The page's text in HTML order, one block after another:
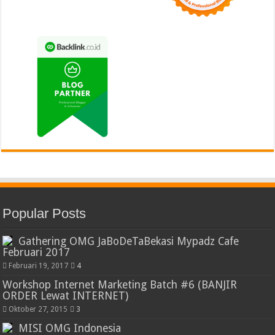
Popular Posts
Gathering OMG JaBoDeTaBekasi Mypadz Cafe
Februari 2017
Februari 19, 2017 4
Workshop Internet Marketing Batch #6 (BANJIR
ORDER Lewat INTERNET)
Oktober 27, 2015 3
MISI OMG Indonesia